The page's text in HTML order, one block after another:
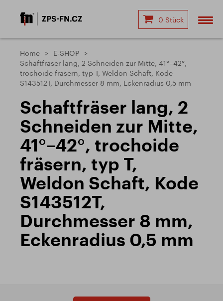
0 Stück
Home
E-SHOP
Schaftfräser lang, 2 Schneiden zur Mitte, 41°–42°,
trochoide fräsern, typ T, Weldon Schaft, Kode
S143512T, Durchmesser 8 mm, Eckenradius 0,5 mm
Schaftfräser lang, 2
Schneiden zur Mitte,
41°–42°, trochoide
fräsern, typ T,
Weldon Schaft, Kode
S143512T,
Durchmesser 8 mm,
Eckenradius 0,5 mm